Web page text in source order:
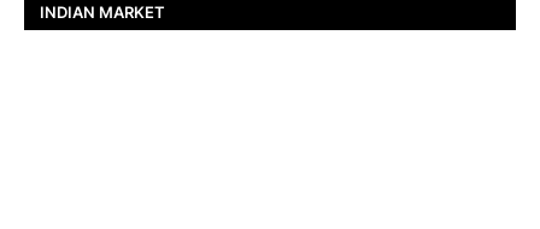
INDIAN MARKET